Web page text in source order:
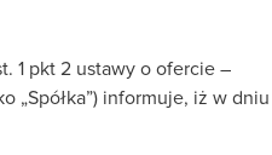
1 pkt 2 ustawy o ofercie –
„Spółka”) informuje, iż w dniu